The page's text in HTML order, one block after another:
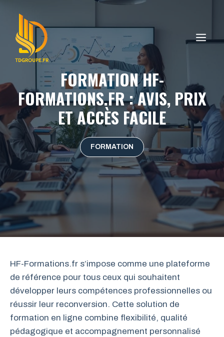
contenu
FORMATION HF-
FORMATIONS.FR : AVIS, PRIX
ET ACCÈS FACILE
FORMATION
HF-Formations.fr s’impose comme une plateforme
de référence pour tous ceux qui souhaitent
développer leurs compétences professionnelles ou
réussir leur reconversion. Cette solution de
formation en ligne combine flexibilité, qualité
pédagogique et accompagnement personnalisé